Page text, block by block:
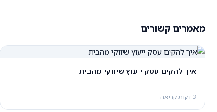
מאמרים קשורים
איך להקים עסק ייעוץ שיווקי מהבית
3 דקות קריאה